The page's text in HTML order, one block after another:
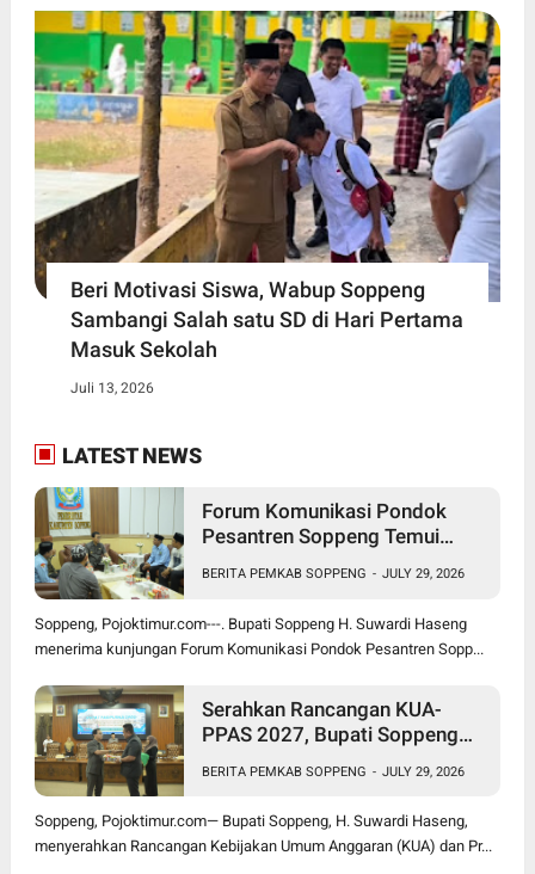
Beri Motivasi Siswa, Wabup Soppeng
Sambangi Salah satu SD di Hari Pertama
Masuk Sekolah
Juli 13, 2026
LATEST NEWS
Forum Komunikasi Pondok
Pesantren Soppeng Temui
BERITA PEMKAB SOPPENG - JULY 29, 2026
Soppeng, Pojoktimur.com---. Bupati Soppeng H. Suwardi Haseng
menerima kunjungan Forum Komunikasi Pondok Pesantren Sopp...
Serahkan Rancangan KUA-
PPAS 2027, Bupati Soppeng
Tengah Tekanan Fiskal
BERITA PEMKAB SOPPENG - JULY 29, 2026
Soppeng, Pojoktimur.com— Bupati Soppeng, H. Suwardi Haseng,
menyerahkan Rancangan Kebijakan Umum Anggaran (KUA) dan Pr...